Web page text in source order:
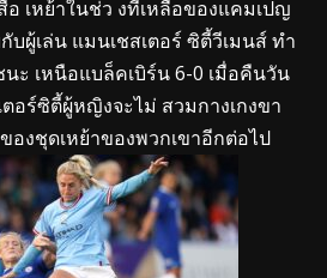
อ เหย้าในช่ว งที่เหลือของแคมเปญ
ผู้เล่น แมนเชสเตอร์ ซิตี้วีเมนส์ ทํา
ะ เหนือแบล็คเบิร์น 6-0 เมื่อคืนวัน
อร์ซิตี้ผู้หญิงจะไม่ สวมกางเกงขา
องชุดเหย้าของพวกเขาอีกต่อไป